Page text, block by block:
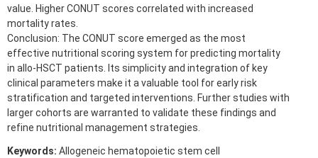
value. Higher CONUT scores correlated with increased
mortality rates.
Conclusion: The CONUT score emerged as the most
effective nutritional scoring system for predicting mortality
in allo-HSCT patients. Its simplicity and integration of key
clinical parameters make it a valuable tool for early risk
stratification and targeted interventions. Further studies with
larger cohorts are warranted to validate these findings and
refine nutritional management strategies.
Keywords: Allogeneic hematopoietic stem cell